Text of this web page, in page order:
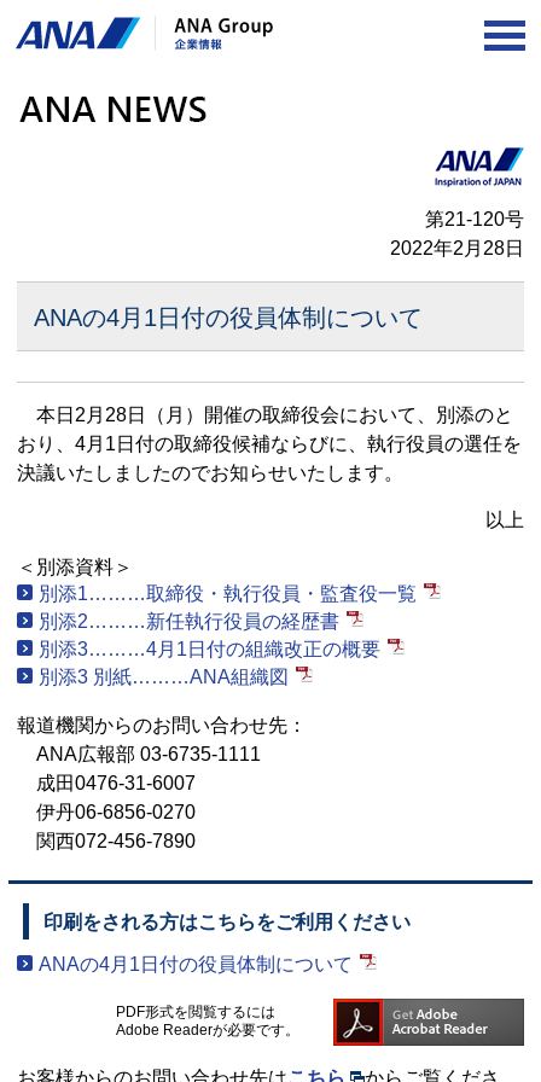
第21-120号
2022年2月28日
ANAの4月1日付の役員体制について
本日2月28日（月）開催の取締役会において、別添のと
おり、4月1日付の取締役候補ならびに、執行役員の選任を
決議いたしましたのでお知らせいたします。
以上
＜別添資料＞
別添1………取締役・執行役員・監査役一覧
別添2………新任執行役員の経歴書
別添3………4月1日付の組織改正の概要
別添3 別紙………ANA組織図
報道機関からのお問い合わせ先：
ANA広報部 03-6735-1111
成田0476-31-6007
伊丹06-6856-0270
関西072-456-7890
印刷をされる方はこちらをご利用ください
ANAの4月1日付の役員体制について
PDF形式を閲覧するには
Adobe Readerが必要です。
お客様からのお問い合わせ先はこちら からご覧くださ